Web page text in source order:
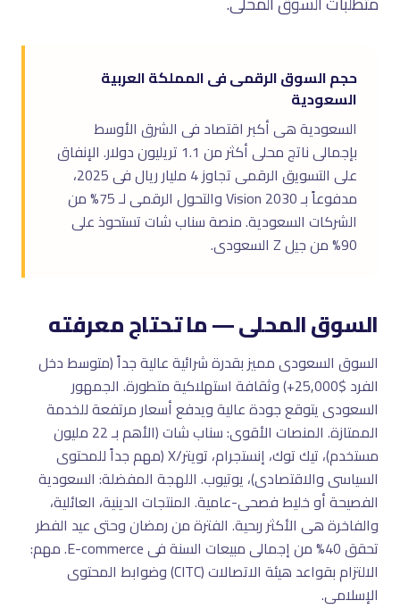
حجم السوق الرقمى فى المملكة العربية
السعودية
السعودية هى أكبر اقتصاد فى الشرق الأوسط
بإجمالى ناتج محلى أكثر من 1.1 تريليون دولار. الإنفاق
على التسويق الرقمى تجاوز 4 مليار ريال فى 2025،
مدفوعاً بـ Vision 2030 والتحول الرقمى لـ 75% من
الشركات السعودية. منصة سناب شات تستحوذ على
90% من جيل Z السعودى.
السوق المحلى — ما تحتاج معرفته
السوق السعودى مميز بقدرة شرائية عالية جداً (متوسط دخل
الفرد $25,000+) وثقافة استهلاكية متطورة. الجمهور
السعودى يتوقع جودة عالية ويدفع أسعار مرتفعة للخدمة
الممتازة. المنصات الأقوى: سناب شات (الأهم بـ 22 مليون
مستخدم)، تيك توك، إنستجرام، تويتر/X (مهم جداً للمحتوى
السياسى والاقتصادى)، يوتيوب. اللهجة المفضلة: السعودية
الفصيحة أو خليط فصحى-عامية. المنتجات الدينية، العائلية،
والفاخرة هى الأكثر ربحية. الفترة من رمضان وحتى عيد الفطر
تحقق 40% من إجمالى مبيعات السنة فى E-commerce. مهم:
الالتزام بقواعد هيئة الاتصالات (CITC) وضوابط المحتوى
الإسلامى.